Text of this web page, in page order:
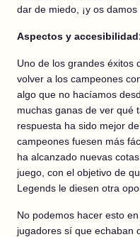
dar de miedo, ¡y os
Aspectos y
Uno de los grandes éxitos
volver a los campeones
algo que no hacíamos
muchas ganas de ver qué
respuesta ha sido mejor
campeones fuesen más
ha alcanzado nuevas
juego, con el objetivo de
Legends le diesen otra
No podemos hacer esto
jugadores sí que echaban